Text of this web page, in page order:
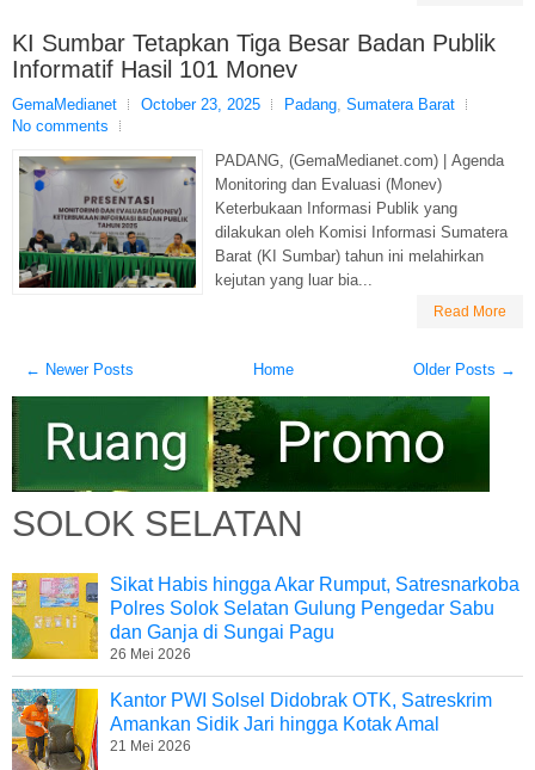
KI Sumbar Tetapkan Tiga Besar Badan Publik
Informatif Hasil 101 Monev
GemaMedianet October 23, 2025 Padang, Sumatera Barat
No comments
PADANG, (GemaMedianet.com) | Agenda
Monitoring dan Evaluasi (Monev)
Keterbukaan Informasi Publik yang
dilakukan oleh Komisi Informasi Sumatera
Barat (KI Sumbar) tahun ini melahirkan
kejutan yang luar bia...
Read More
← Newer Posts Older Posts →
Home
SOLOK SELATAN
Sikat Habis hingga Akar Rumput, Satresnarkoba
Polres Solok Selatan Gulung Pengedar Sabu
dan Ganja di Sungai Pagu
26 Mei 2026
Kantor PWI Solsel Didobrak OTK, Satreskrim
Amankan Sidik Jari hingga Kotak Amal
21 Mei 2026